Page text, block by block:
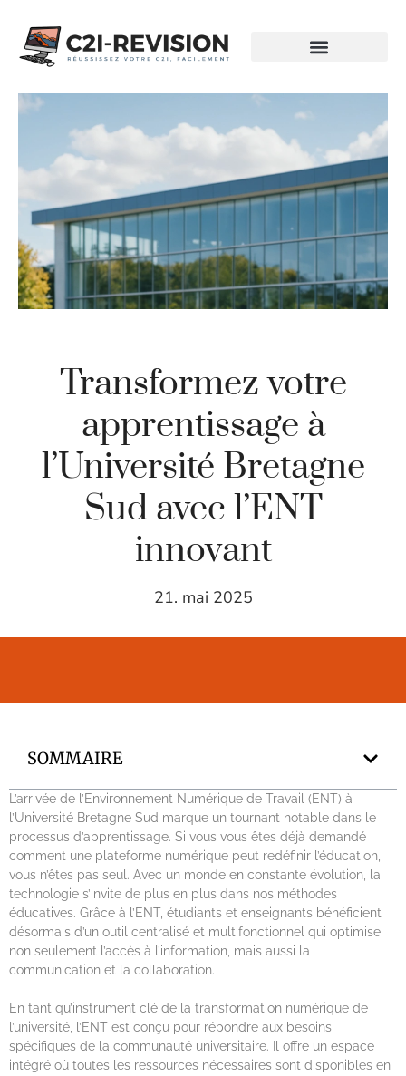
Transformez votre
apprentissage à
l’Université Bretagne
Sud avec l’ENT
innovant
21. mai 2025
SOMMAIRE
L’arrivée de l’Environnement Numérique de Travail (ENT) à
l’Université Bretagne Sud marque un tournant notable dans le
processus d’apprentissage. Si vous vous êtes déjà demandé
comment une plateforme numérique peut redéfinir l’éducation,
vous n’êtes pas seul. Avec un monde en constante évolution, la
technologie s’invite de plus en plus dans nos méthodes
éducatives. Grâce à l’ENT, étudiants et enseignants bénéficient
désormais d’un outil centralisé et multifonctionnel qui optimise
non seulement l’accès à l’information, mais aussi la
communication et la collaboration.
En tant qu’instrument clé de la transformation numérique de
l’université, l’ENT est conçu pour répondre aux besoins
spécifiques de la communauté universitaire. Il offre un espace
intégré où toutes les ressources nécessaires sont disponibles en